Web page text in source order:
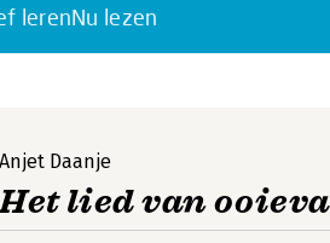
lerenNu lezen
Anjet Daanje
Het lied van